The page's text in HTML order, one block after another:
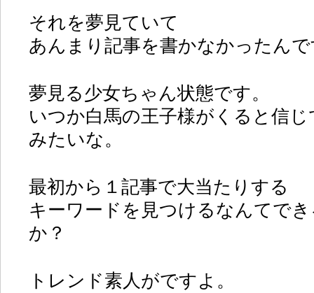
それを夢見ていて
あんまり記事を書かなかったん
夢見る少女ちゃん状態です。
いつか白馬の王子様がくると信じ
みたいな。
最初から１記事で大当たりする
キーワードを見つけるなんてで
か？
トレンド素人がですよ。